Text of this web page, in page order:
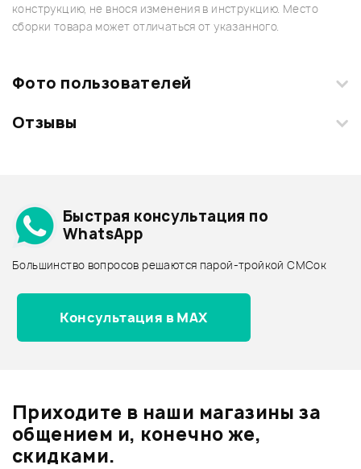
конструкцию, не внося изменения в инструкцию. Место
сборки товара может отличаться от указанного.
Фото пользователей
Загрузите свои фотографии купленного товара и получите
Отзывы
0.0
Архив товаров - дешевле
Архив товаров - дороже
Все товары FORCE
Архив товаров - новинки
Быстрая консультация по
WhatsApp
Большинство вопросов решаются парой-тройкой СМСок
Консультация в MAX
Приходите в наши магазины за
общением и, конечно же,
скидками.